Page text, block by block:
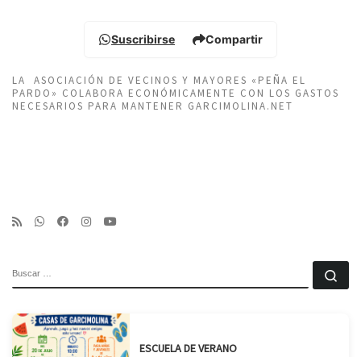
Suscribirse Compartir
LA ASOCIACIÓN DE VECINOS Y MAYORES «PEÑA EL
PARDO» COLABORA ECONÓMICAMENTE CON LOS GASTOS
NECESARIOS PARA MANTENER GARCIMOLINA.NET
ESCUELA DE VERANO